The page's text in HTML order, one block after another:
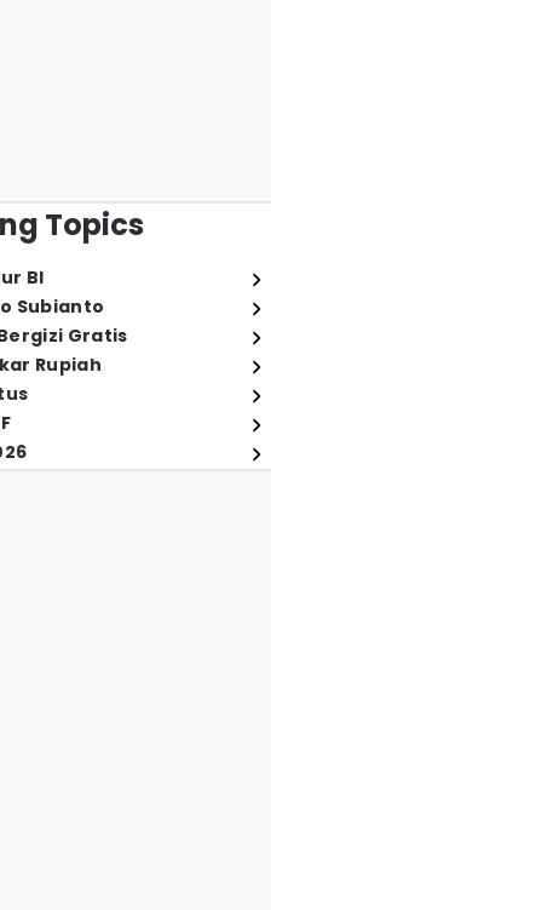
Topics
BI
Subianto
Gratis
Rupiah